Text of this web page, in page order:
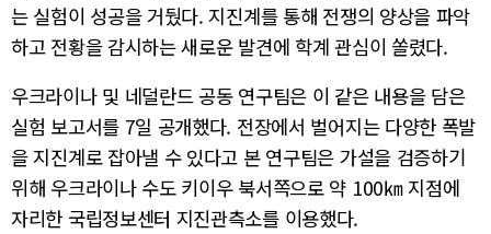
는 실험이 성공을 거뒀다. 지진계를 통해 전쟁의 양상을 파악
하고 전황을 감시하는 새로운 발견에 학계 관심이 쏠렸다.
우크라이나 및 네덜란드 공동 연구팀은 이 같은 내용을 담은
실험 보고서를 7일 공개했다. 전장에서 벌어지는 다양한 폭발
을 지진계로 잡아낼 수 있다고 본 연구팀은 가설을 검증하기
위해 우크라이나 수도 키이우 북서쪽으로 약 100㎞ 지점에
자리한 국립정보센터 지진관측소를 이용했다.